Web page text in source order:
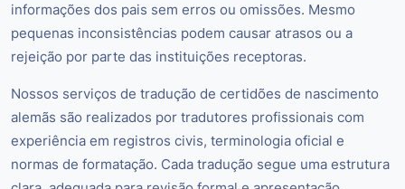
informações dos pais sem erros ou omissões. Mesmo
pequenas inconsistências podem causar atrasos ou a
rejeição por parte das instituições receptoras.
Nossos serviços de tradução de certidões de nascimento
alemãs são realizados por tradutores profissionais com
experiência em registros civis, terminologia oficial e
normas de formatação. Cada tradução segue uma estrutura